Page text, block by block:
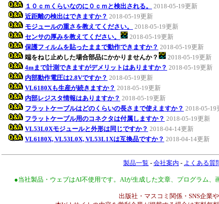
１０ｃｍくらいなのに０ｃｍと検出される。
2018-05-19更新
近距離の検出はできますか？ 2018-05-19更新
モジュールの重さを教えてください。
2018-05-19更新
センサの厚みを教えてください。
2018-05-19更新
保護フィルムを貼ったままで動作できますか？ 2018-05-19更新
端をねじ止めした場合部品にかかりませんか？
2018-05-19更新
4mまで計測できますがデメリットはありますか？ 2018-05-19更新
内部動作電圧は2.8Vですか？ 2018-05-19更新
VL6180Xも生産が続きますか？ 2018-05-19更新
内部レジスタ情報はありますか？ 2018-05-19更新
フラットケーブルはどのくらいの長さまで使えますか？ 2018-05-19
フラットケーブル用のコネクタは付属しますか？ 2018-05-19更新
VL53L0Xモジュールと外形は同じですか？ 2018-04-14更新
VL6180X, VL53L0X, VL53L1Xは互換品ですか？ 2018-04-14更新
製品一覧 - 会社案内 - よくある質
●当社製品・ウェブはAI不使用です。AIが生成した文章、プログラム
出版社・マスコミ関係・SNS企業